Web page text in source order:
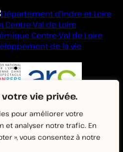
vie privée.
pour améliorer votre
et analyser notre trafic. En
», vous consentez à notre